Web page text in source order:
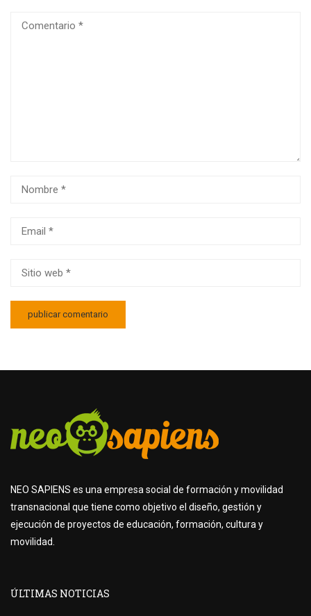
NEO SAPIENS es una empresa social de formación y movilidad
transnacional que tiene como objetivo el diseño, gestión y
ejecución de proyectos de educación, formación, cultura y
movilidad.
ÚLTIMAS NOTICIAS